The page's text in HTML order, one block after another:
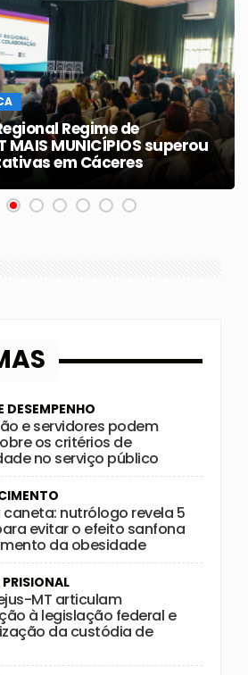
Regime de
MUNICÍPIOS superou
em Cáceres
DESEMPENHO
e servidores podem
os critérios de
no serviço público
caneta: nutrólogo revela 5
evitar o efeito sanfona
da obesidade
MT articulam
à legislação federal e
da custódia de